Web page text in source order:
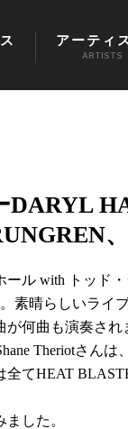
アーティ
ARTISTS
ル with トッド
素晴らしいライ
何曲も演奏され
Theriotさん
てHEAT
した。